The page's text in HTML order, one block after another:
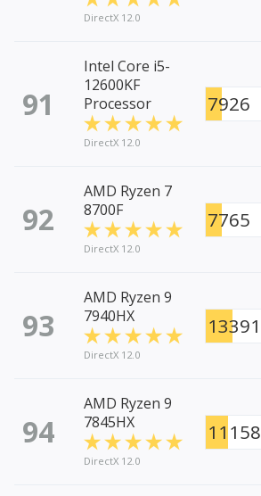
DirectX 12.0
91
Intel Core i5-
12600KF
Processor
DirectX 12.0
7926
92
AMD Ryzen 7
8700F
DirectX 12.0
7765
93
AMD Ryzen 9
7940HX
DirectX 12.0
13391
94
AMD Ryzen 9
7845HX
DirectX 12.0
11158